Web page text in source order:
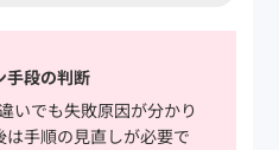
手段の判断
いでも失敗原因が分かり
は手順の見直しが必要で